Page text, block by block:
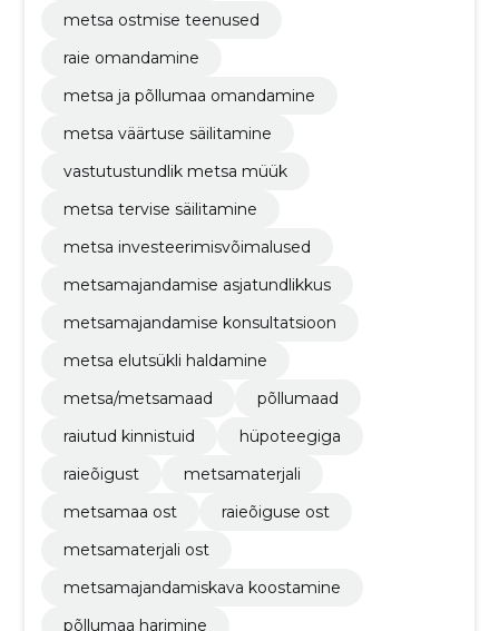
metsa ostmise teenused
raie omandamine
metsa ja põllumaa omandamine
metsa väärtuse säilitamine
vastutustundlik metsa müük
metsa tervise säilitamine
metsa investeerimisvõimalused
metsamajandamise asjatundlikkus
metsamajandamise konsultatsioon
metsa elutsükli haldamine
metsa/metsamaad
põllumaad
raiutud kinnistuid
hüpoteegiga
raieõigust
metsamaterjali
metsamaa ost
raieõiguse ost
metsamaterjali ost
metsamajandamiskava koostamine
põllumaa harimine